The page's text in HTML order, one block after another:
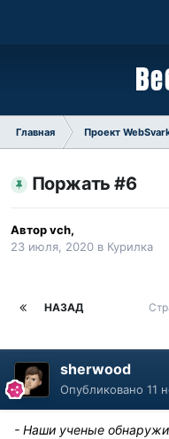
Главная Проект
Поржать #6
Авторvch,
23 июля, 2020 в Курилка
НАЗАД
sherwood
Опубликовано 11
- Наши ученые